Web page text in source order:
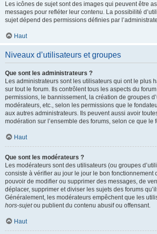
Les icônes de sujet sont des images qui peuvent être
messages pour refléter leur contenu. La possibilité
sujet dépend des permissions définies par
Haut
Niveaux d’utilisateurs et groupes
Que sont les administrateurs ?
Les administrateurs sont les utilisateurs qui ont le plus
sur tout le forum. Ils contrôlent tous les aspects du
permissions, le bannissement, la création de groupes
modérateurs, etc., selon les permissions que le
aux autres administrateurs. Ils peuvent aussi avoir
modération sur l’ensemble des forums, selon ce que le
Haut
Que sont les modérateurs ?
Les modérateurs sont des utilisateurs (ou groupes
consiste à vérifier au jour le jour le bon fonctionnement
pouvoir de modifier ou supprimer des messages, de
déplacer, supprimer et diviser les sujets des forums
Généralement, les modérateurs empêchent que les
hors-sujetou publient du contenu abusif ou offensant.
Haut